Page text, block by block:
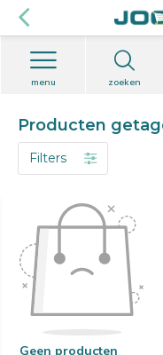
zoeken
menu
Producten
Filters
Geen producten